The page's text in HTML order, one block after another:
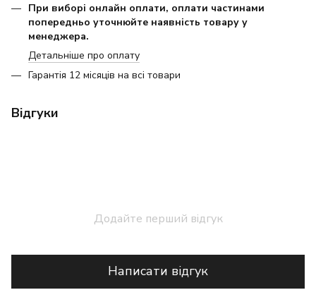
При виборі онлайн оплати, оплати частинами
попередньо уточнюйте наявність товару у
менеджера.
Детальніше про оплату
Гарантія 12 місяців на всі товари
Відгуки
Додайте перший відгук
Написати відгук